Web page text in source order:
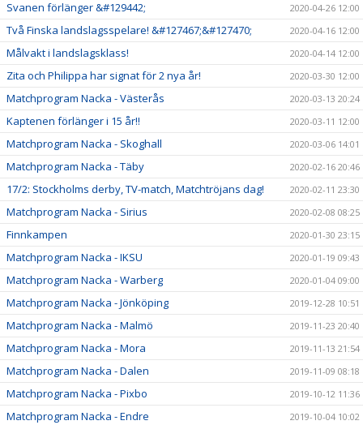
Svanen förlänger &#129442; 2020-04-26 12:00
Två Finska landslagsspelare! &#127467;&#127470; 2020-04-16 12:00
Målvakt i landslagsklass! 2020-04-14 12:00
Zita och Philippa har signat för 2 nya år! 2020-03-30 12:00
Matchprogram Nacka - Västerås 2020-03-13 20:24
Kaptenen förlänger i 15 år!! 2020-03-11 12:00
Matchprogram Nacka - Skoghall 2020-03-06 14:01
Matchprogram Nacka - Täby 2020-02-16 20:46
17/2: Stockholms derby, TV-match, Matchtröjans dag! 2020-02-11 23:30
Matchprogram Nacka - Sirius 2020-02-08 08:25
Finnkampen 2020-01-30 23:15
Matchprogram Nacka - IKSU 2020-01-19 09:43
Matchprogram Nacka - Warberg 2020-01-04 09:00
Matchprogram Nacka - Jönköping 2019-12-28 10:51
Matchprogram Nacka - Malmö 2019-11-23 20:40
Matchprogram Nacka - Mora 2019-11-13 21:54
Matchprogram Nacka - Dalen 2019-11-09 08:18
Matchprogram Nacka - Pixbo 2019-10-12 11:36
Matchprogram Nacka - Endre 2019-10-04 10:02